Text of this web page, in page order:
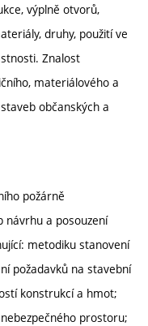
výplně otvorů,
druhy, použití ve
Znalost
materiálového a
občanských a
požárně
návrhu a posouzení
metodiku stanovení
požadavků na stavební
konstrukcí a hmot;
prostoru;